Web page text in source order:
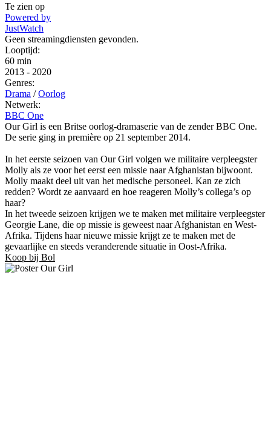
Te zien op
Powered by
JustWatch
Geen streamingdiensten gevonden.
Looptijd:
60 min
2013 - 2020
Genres:
Drama / Oorlog
Netwerk:
BBC One
Our Girl is een Britse oorlog-dramaserie van de zender BBC One.
De serie ging in première op 21 september 2014.
In het eerste seizoen van Our Girl volgen we militaire verpleegster
Molly als ze voor het eerst een missie naar Afghanistan bijwoont.
Molly maakt deel uit van het medische personeel. Kan ze zich
redden? Wordt ze aanvaard en hoe reageren Molly’s collega’s op
haar?
In het tweede seizoen krijgen we te maken met militaire verpleegster
Georgie Lane, die op missie is geweest naar Afghanistan en West-
Afrika. Tijdens haar nieuwe missie krijgt ze te maken met de
gevaarlijke en steeds veranderende situatie in Oost-Afrika.
Koop bij Bol